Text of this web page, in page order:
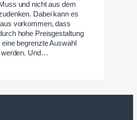
und nicht aus dem
Dabei kann es
vorkommen, dass
hohe Preisgestaltung
begrenzte Auswahl
werden. Und…